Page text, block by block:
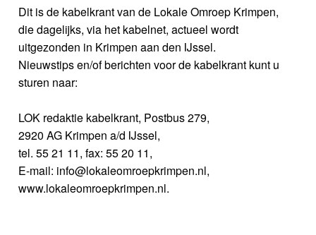
Dit is de kabelkrant van de Lokale Omroep Krimpen,
die dagelijks, via het kabelnet, actueel wordt
uitgezonden in Krimpen aan den IJssel.
Nieuwstips en/of berichten voor de kabelkrant kunt u
sturen naar:
LOK redaktie kabelkrant, Postbus 279,
2920 AG Krimpen a/d IJssel,
tel. 55 21 11, fax: 55 20 11,
E-mail: info@lokaleomroepkrimpen.nl,
www.lokaleomroepkrimpen.nl.